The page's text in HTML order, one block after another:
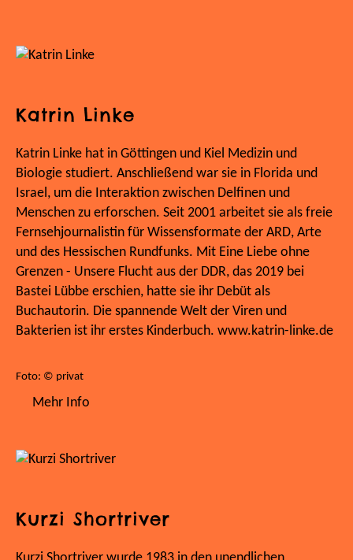
Katrin Linke
Katrin Linke hat in Göttingen und Kiel Medizin und
Biologie studiert. Anschließend war sie in Florida und
Israel, um die Interaktion zwischen Delfinen und
Menschen zu erforschen. Seit 2001 arbeitet sie als freie
Fernsehjournalistin für Wissensformate der ARD, Arte
und des Hessischen Rundfunks. Mit Eine Liebe ohne
Grenzen - Unsere Flucht aus der DDR, das 2019 bei
Bastei Lübbe erschien, hatte sie ihr Debüt als
Buchautorin. Die spannende Welt der Viren und
Bakterien ist ihr erstes Kinderbuch. www.katrin-linke.de
Foto: © privat
Mehr Info
Kurzi Shortriver